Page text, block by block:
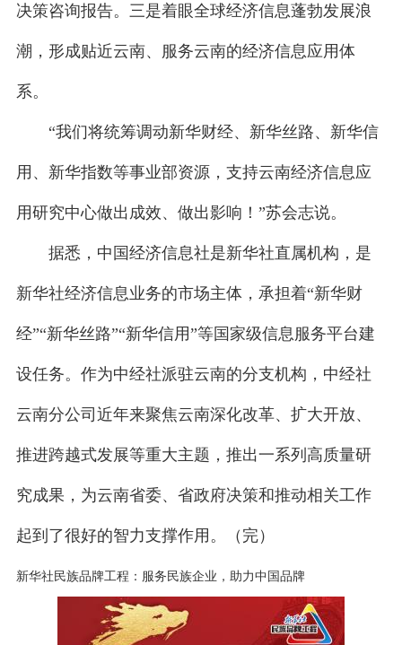
决策咨询报告。三是着眼全球经济信息蓬勃发展浪
潮，形成贴近云南、服务云南的经济信息应用体
系。
“我们将统筹调动新华财经、新华丝路、新华信
用、新华指数等事业部资源，支持云南经济信息应
用研究中心做出成效、做出影响！”苏会志说。
据悉，中国经济信息社是新华社直属机构，是
新华社经济信息业务的市场主体，承担着“新华财
经”“新华丝路”“新华信用”等国家级信息服务平台建
设任务。作为中经社派驻云南的分支机构，中经社
云南分公司近年来聚焦云南深化改革、扩大开放、
推进跨越式发展等重大主题，推出一系列高质量研
究成果，为云南省委、省政府决策和推动相关工作
起到了很好的智力支撑作用。（完）
新华社民族品牌工程：服务民族企业，助力中国品牌